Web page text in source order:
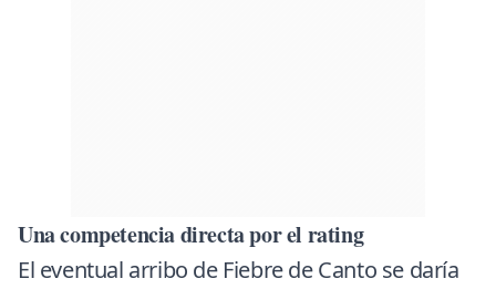
Una competencia directa por el rating
El eventual arribo de Fiebre de Canto se daría